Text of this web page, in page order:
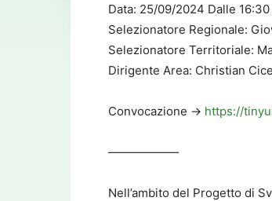
Data: 25/09/2024 Dalle
Selezionatore Regionale:
Selezionatore Territoriale:
Dirigente Area: Christian
Convocazione -> https://
——————
Nell’ambito del Progetto di